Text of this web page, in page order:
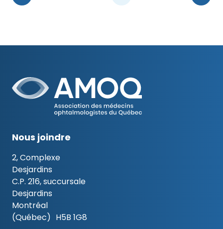
Nous joindre
2, Complexe
Desjardins
C.P. 216, succursale
Desjardins
Montréal
(Québec) H5B 1G8